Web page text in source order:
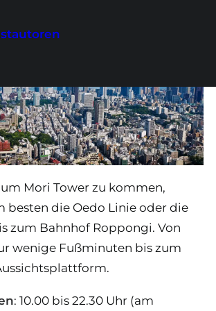
Mori Tower zu kommen,
besten die Oedo Linie oder die
zum Bahnhof Roppongi. Von
wenige Fußminuten bis zum
: 10.00 bis 22.30 Uhr (am